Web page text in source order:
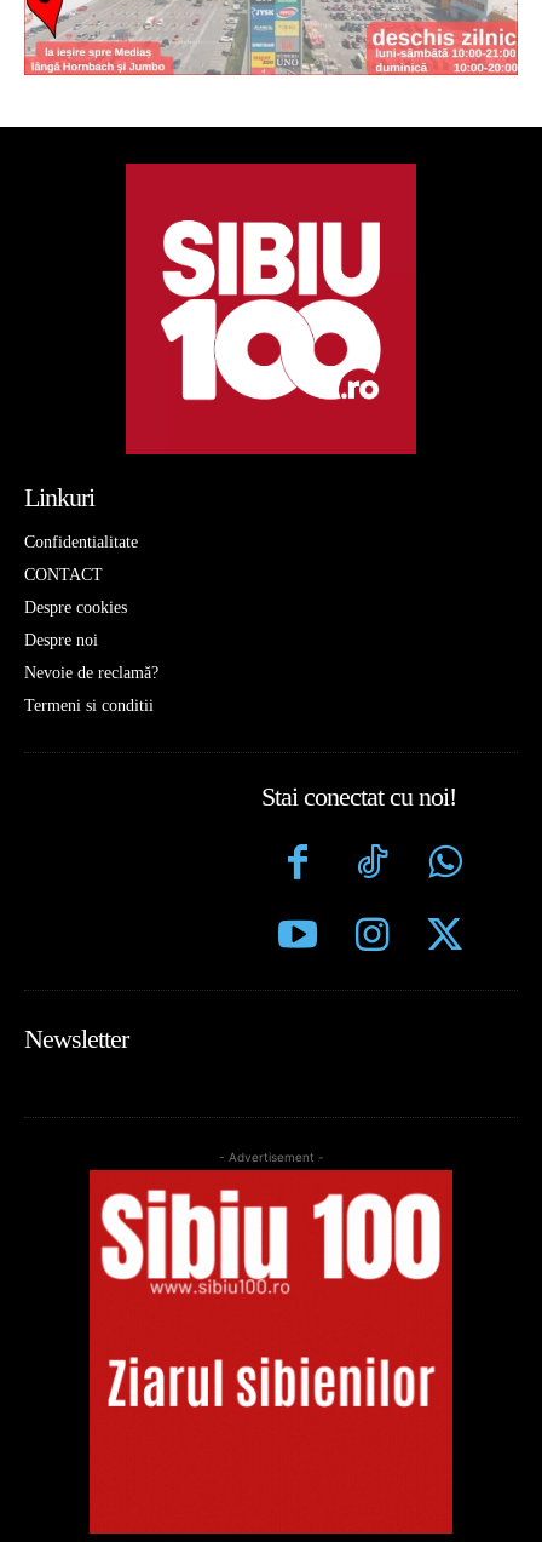
Linkuri
Confidentialitate
CONTACT
Despre cookies
Despre noi
Nevoie de reclamă?
Termeni si conditii
Stai conectat cu noi!
Newsletter
- Advertisement -